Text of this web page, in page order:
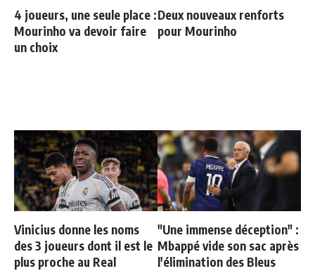
4 joueurs, une seule place :
Mourinho va devoir faire
un choix
Deux nouveaux renforts
pour Mourinho
Vinicius donne les noms
des 3 joueurs dont il est le
plus proche au Real
"Une immense déception" :
Mbappé vide son sac après
l'élimination des Bleus